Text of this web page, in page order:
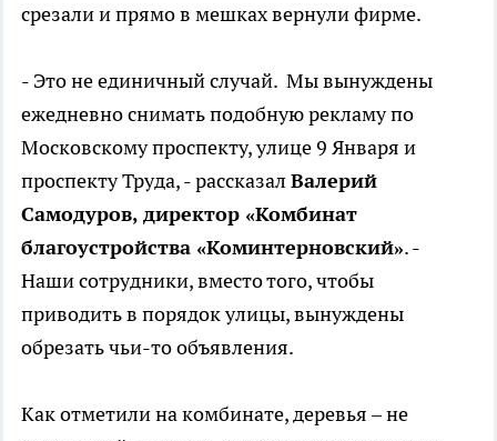
срезали и прямо в мешках вернули фирме.
- Это не единичный случай. Мы вынуждены
ежедневно снимать подобную рекламу по
Московскому проспекту, улице 9 Января и
проспекту Труда, - рассказал Валерий
Самодуров, директор «Комбинат
благоустройства «Коминтерновский». -
Наши сотрудники, вместо того, чтобы
приводить в порядок улицы, вынуждены
обрезать чьи-то объявления.
Как отметили на комбинате, деревья – не